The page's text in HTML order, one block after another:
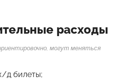
расходы
могут меняться
д билеты;